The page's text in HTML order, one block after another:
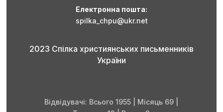
Електронна пошта:
spilka_chpu@ukr.net
2023 Спілка християнських письменників
України
Відвідувачі: Всього 1955 | Місяць 69 |